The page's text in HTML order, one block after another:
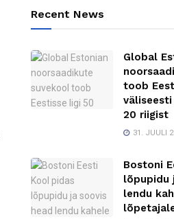
Recent News
Global
toob
20 riigist
31. JUULI
Bostoni
lõpupidu
lendu